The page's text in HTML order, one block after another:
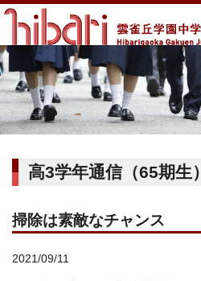
高3学年通信（65期生）
掃除は素敵なチャンス
2021/09/11